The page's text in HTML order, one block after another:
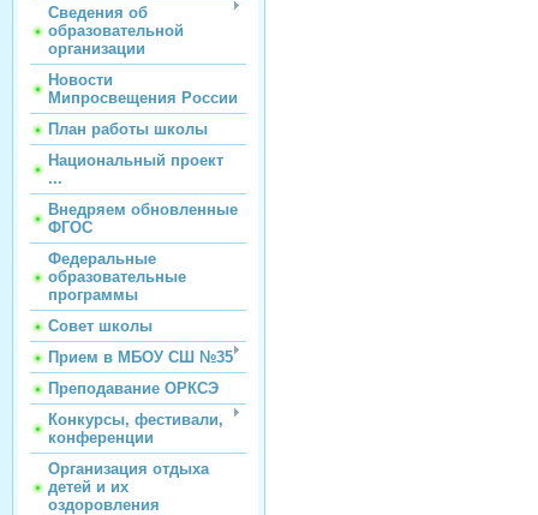
Сведения об
образовательной
организации
Новости
Мипросвещения России
План работы школы
Национальный проект
...
Внедряем обновленные
ФГОС
Федеральные
образовательные
программы
Совет школы
Прием в МБОУ СШ №35
Преподавание ОРКСЭ
Конкурсы, фестивали,
конференции
Организация отдыха
детей и их
оздоровления